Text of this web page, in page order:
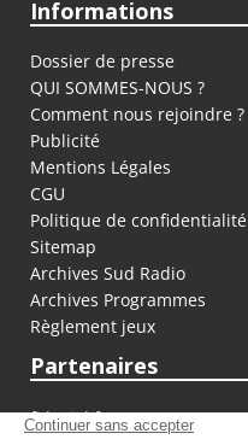
Informations
Dossier de presse
QUI SOMMES-NOUS ?
Comment nous rejoindre ?
Publicité
Mentions Légales
CGU
Politique de confidentialité
Sitemap
Archives Sud Radio
Archives Programmes
Règlement jeux
Partenaires
fiducial.fr